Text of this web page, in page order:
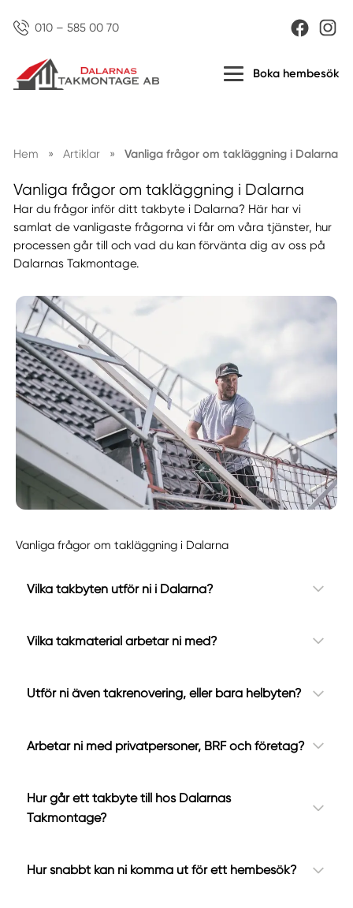
010 – 585 00 70
Boka hembesök
Hem » Artiklar » Vanliga frågor om takläggning i Dalarna
Vanliga frågor om takläggning i Dalarna
Har du frågor inför ditt takbyte i Dalarna? Här har vi
samlat de vanligaste frågorna vi får om våra tjänster, hur
processen går till och vad du kan förvänta dig av oss på
Dalarnas Takmontage.
Vanliga frågor om takläggning i Dalarna
Vilka takbyten utför ni i Dalarna?
Vilka takmaterial arbetar ni med?
Utför ni även takrenovering, eller bara helbyten?
Arbetar ni med privatpersoner, BRF och företag?
Hur går ett takbyte till hos Dalarnas
Takmontage?
Hur snabbt kan ni komma ut för ett hembesök?